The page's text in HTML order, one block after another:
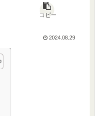
コピー
2024.08.29